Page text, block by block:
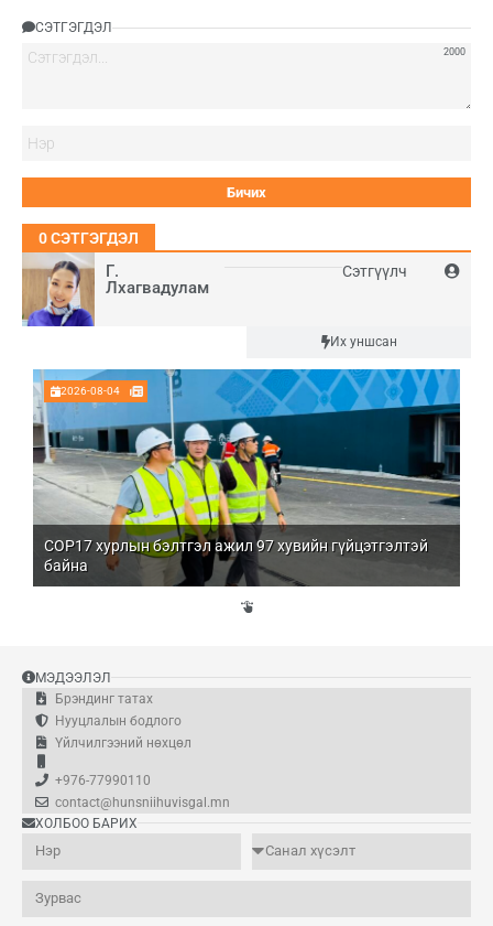
Г.
Лхагвадулам
Сэтгүүлч
Их уншсан
2026-08-04
COP17 хурлын бэлтгэл ажил 97 хувийн гүйцэтгэлтэй
байна
СЭТГЭГДЭЛ
2000
0СЭТГЭГДЭЛ
МЭДЭЭЛЭЛ
Брэндинг татах
Нууцлалын бодлого
Үйлчилгээний нөхцөл
+976-77990110
contact@hunsniihuvisgal.mn
ХОЛБОО БАРИХ